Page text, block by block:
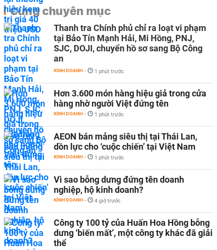
Cùng chuyên mục
Thanh tra Chính phủ chỉ ra loạt vi phạm
tại Bảo Tín Mạnh Hải, Mi Hồng, PNJ,
SJC, DOJI, chuyển hồ sơ sang Bộ Công
an
KINH DOANH - 1 phút trước
Hơn 3.600 món hàng hiệu giả trong cửa
hàng nhờ người Việt đứng tên
KINH DOANH - 1 phút trước
AEON bán mảng siêu thị tại Thái Lan,
dồn lực cho ‘cuộc chiến’ tại Việt Nam
KINH DOANH - 1 phút trước
Vì sao bỗng dưng đứng tên doanh
nghiệp, hộ kinh doanh?
KINH DOANH - 4 giờ trước
Công ty 100 tỷ của Huấn Hoa Hồng bỗng
dưng ‘biến mất’, một công ty khác đã giải
thể